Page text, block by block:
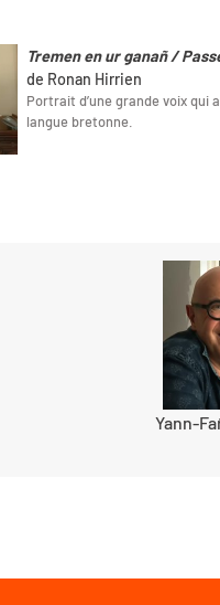
Tremen en ur ganañ /
de Ronan Hirrien
Portrait d’une grande voix qui
langue bretonne.
Yann-